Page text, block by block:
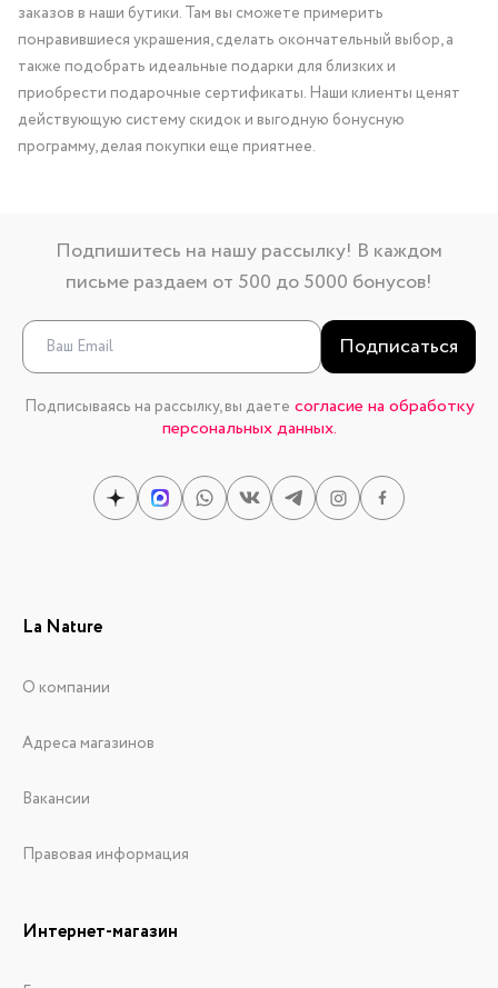
заказов в наши бутики. Там вы сможете примерить
понравившиеся украшения, сделать окончательный выбор, а
также подобрать идеальные подарки для близких и
приобрести подарочные сертификаты. Наши клиенты ценят
действующую систему скидок и выгодную бонусную
программу, делая покупки еще приятнее.
Подпишитесь на нашу рассылку! В каждом
письме раздаем от 500 до 5000 бонусов!
Подписаться
Подписываясь на рассылку, вы даете согласие на обработку
персональных данных.
La Nature
О компании
Адреса магазинов
Вакансии
Правовая информация
Интернет-магазин